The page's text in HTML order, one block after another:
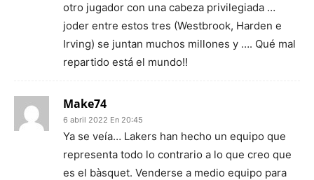
otro jugador con una cabeza privilegiada …
joder entre estos tres (Westbrook, Harden e
Irving) se juntan muchos millones y …. Qué mal
repartido está el mundo!!
Make74
6 abril 2022 En 20:45
Ya se veía… Lakers han hecho un equipo que
representa todo lo contrario a lo que creo que
es el bàsquet. Venderse a medio equipo para